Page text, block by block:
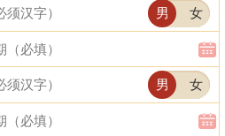
人」临日则百事皆宜；
同狗，虎为三合）或
六盒）吉星照耀，更能
亨通.
的选择需
男 女
男 女